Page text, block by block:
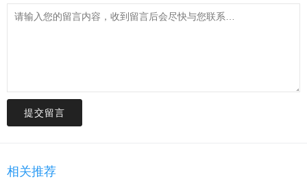
提交留言
相关推荐